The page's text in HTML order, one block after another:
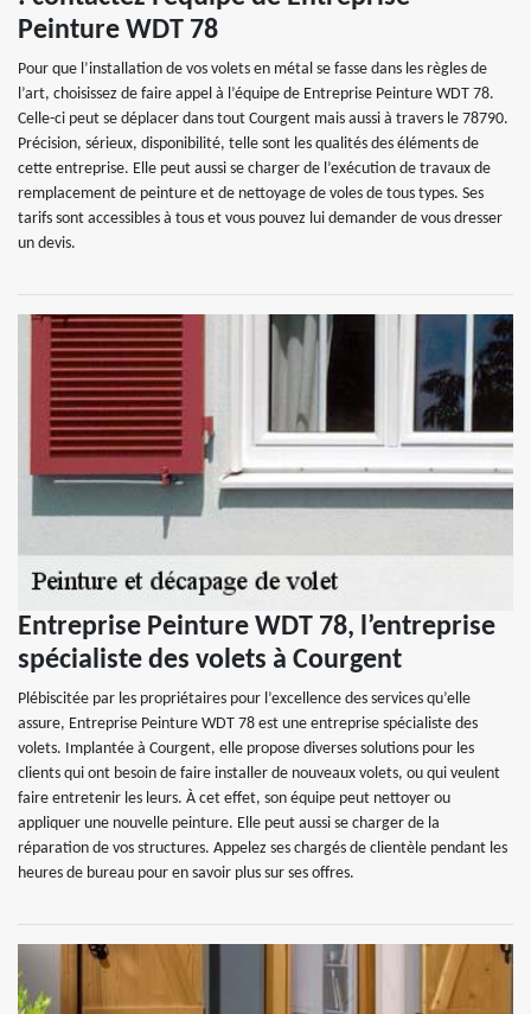
Peinture WDT 78
Pour que l’installation de vos volets en métal se fasse dans les règles de
l’art, choisissez de faire appel à l’équipe de Entreprise Peinture WDT 78.
Celle-ci peut se déplacer dans tout Courgent mais aussi à travers le 78790.
Précision, sérieux, disponibilité, telle sont les qualités des éléments de
cette entreprise. Elle peut aussi se charger de l’exécution de travaux de
remplacement de peinture et de nettoyage de voles de tous types. Ses
tarifs sont accessibles à tous et vous pouvez lui demander de vous dresser
un devis.
Entreprise Peinture WDT 78, l’entreprise
spécialiste des volets à Courgent
Plébiscitée par les propriétaires pour l’excellence des services qu’elle
assure, Entreprise Peinture WDT 78 est une entreprise spécialiste des
volets. Implantée à Courgent, elle propose diverses solutions pour les
clients qui ont besoin de faire installer de nouveaux volets, ou qui veulent
faire entretenir les leurs. À cet effet, son équipe peut nettoyer ou
appliquer une nouvelle peinture. Elle peut aussi se charger de la
réparation de vos structures. Appelez ses chargés de clientèle pendant les
heures de bureau pour en savoir plus sur ses offres.